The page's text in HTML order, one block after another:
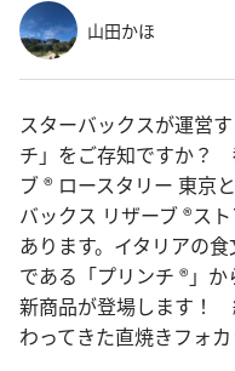
山田かほ
スターバックスが運営
チ」をご存知ですか？
ブ ® ロースタリー 東京
バックス リザーブ ®ス
あります。イタリアの
である「プリンチ ®」
新商品が登場します！
わってきた直焼きフォ